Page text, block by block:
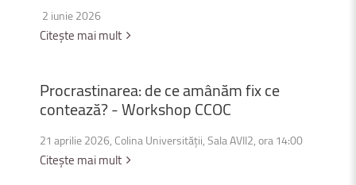
2 iunie 2026
Citește mai mult
Procrastinarea:deceamânămfixce
contează?-WorkshopCCOC
21 aprilie 2026, Colina Universității, Sala AVII2, ora 14:00
Citește mai mult